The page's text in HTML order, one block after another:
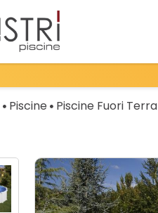
Piscine Piscine Fuori Terra